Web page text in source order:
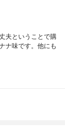
夫ということで購
ナ味です。他にも